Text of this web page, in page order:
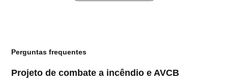
Perguntas frequentes
Projeto de combate a incêndio e AVCB